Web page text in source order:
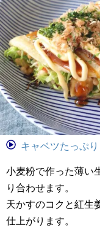
キャベツたっぷ
小麦粉で作った薄い
り合わせます。
天かすのコクと紅生
仕上がります。